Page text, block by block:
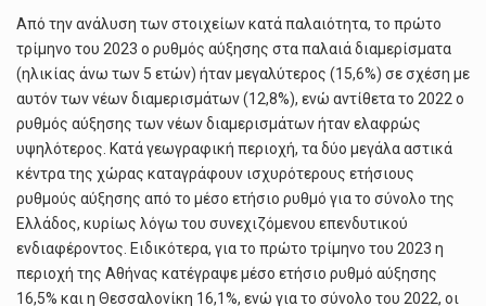
Από την ανάλυση των στοιχείων κατά παλαιότητα, το πρώτο
τρίμηνο του 2023 ο ρυθμός αύξησης στα παλαιά διαμερίσματα
(ηλικίας άνω των 5 ετών) ήταν μεγαλύτερος (15,6%) σε σχέση με
αυτόν των νέων διαμερισμάτων (12,8%), ενώ αντίθετα το 2022 ο
ρυθμός αύξησης των νέων διαμερισμάτων ήταν ελαφρώς
υψηλότερος. Κατά γεωγραφική περιοχή, τα δύο μεγάλα αστικά
κέντρα της χώρας καταγράφουν ισχυρότερους ετήσιους
ρυθμούς αύξησης από το μέσο ετήσιο ρυθμό για το σύνολο της
Ελλάδος, κυρίως λόγω του συνεχιζόμενου επενδυτικού
ενδιαφέροντος. Ειδικότερα, για το πρώτο τρίμηνο του 2023 η
περιοχή της Αθήνας κατέγραψε μέσο ετήσιο ρυθμό αύξησης
16,5% και η Θεσσαλονίκη 16,1%, ενώ για το σύνολο του 2022, οι